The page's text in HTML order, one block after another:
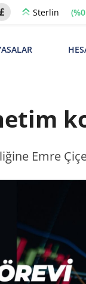
Sterlin
Emre